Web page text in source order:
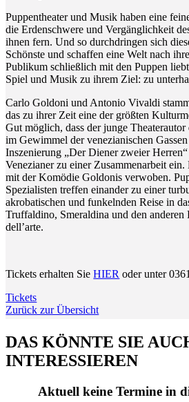
Puppentheater und Musik haben eine
die Erdenschwere und Vergänglichkeit
ihnen fern. Und so durchdringen sich
Schönste und schaffen eine Welt nach
Publikum schließlich mit den Puppen
Spiel und Musik zu ihrem Ziel: zu
Carlo Goldoni und Antonio Vivaldi
das zu ihrer Zeit eine der größten
Gut möglich, dass der junge
im Gewimmel der venezianischen
Inszenierung „Der Diener zweier
Venezianer zu einer Zusammenarbeit
mit der Komödie Goldonis verwoben.
Spezialisten treffen einander zu einer
akrobatischen und funkelnden Reise in
Truffaldino, Smeraldina und den anderen
dell’arte.
Tickets erhalten SieHIER oder unter
Tickets
Zurück zur Übersicht
DAS KÖNNTE SIE
INTERESSIEREN
Aktuell keine Termine in